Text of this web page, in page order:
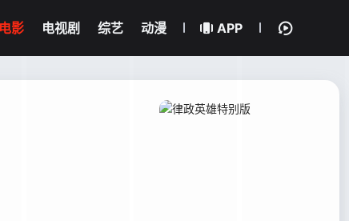
电影 电视剧 综艺 动漫 APP